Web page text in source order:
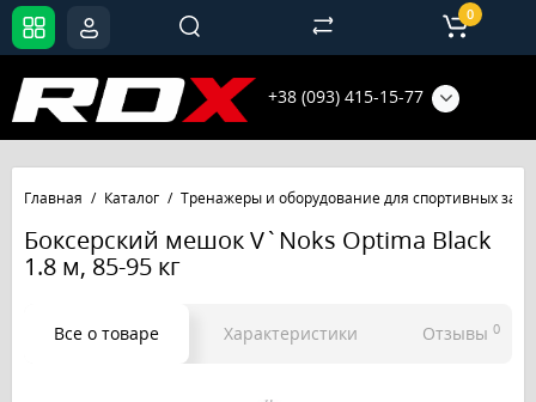
+38 (093) 415-15-77
0
Главная Каталог Тренажеры и оборудование для спортивных
Боксерский мешок V`Noks Optima Black
1.8 м, 85-95 кг
Все о товаре Характеристики Отзывы 0